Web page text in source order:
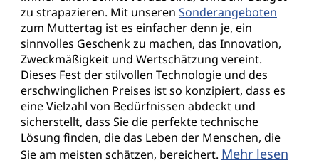
zu strapazieren. Mit unseren Sonderangeboten
zum Muttertag ist es einfacher denn je, ein
sinnvolles Geschenk zu machen, das Innovation,
Zweckmäßigkeit und Wertschätzung vereint.
Dieses Fest der stilvollen Technologie und des
erschwinglichen Preises ist so konzipiert, dass es
eine Vielzahl von Bedürfnissen abdeckt und
sicherstellt, dass Sie die perfekte technische
Lösung finden, die das Leben der Menschen, die
Sie am meisten schätzen, bereichert. Mehr lesen